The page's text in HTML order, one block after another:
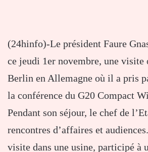
(24hinfo)-Le président Faure
ce jeudi 1er novembre, une
Berlin en Allemagne où il a pris
la conférence du G20 Compact
Pendant son séjour, le chef de
rencontres d’affaires et
visite dans une usine, participé à